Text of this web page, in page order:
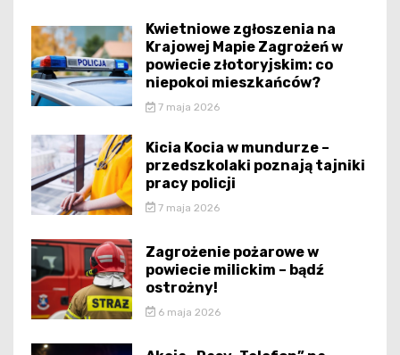
Kwietniowe zgłoszenia na
Krajowej Mapie Zagrożeń w
powiecie złotoryjskim: co
niepokoi mieszkańców?
7 maja 2026
Kicia Kocia w mundurze –
przedszkolaki poznają tajniki
pracy policji
7 maja 2026
Zagrożenie pożarowe w
powiecie milickim – bądź
ostrożny!
6 maja 2026